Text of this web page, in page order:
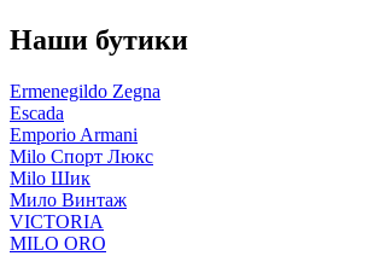
Наши бутики
Ermenegildo Zegna
Escada
Emporio Armani
Milo Спорт Люкс
Milo Шик
Мило Винтаж
VICTORIA
MILO ORO